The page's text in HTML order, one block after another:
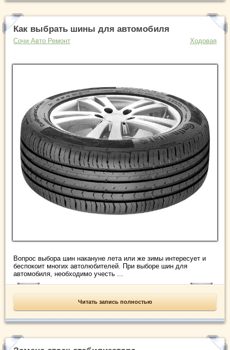
Как выбрать шины для автомобиля
Сочи Авто Ремонт Ходовая
Вопрос выбора шин накануне лета или же зимы интересует и
беспокоит многих автолюбителей. При выборе шин для
автомобиля, необходимо учесть ...
Читать запись полностью